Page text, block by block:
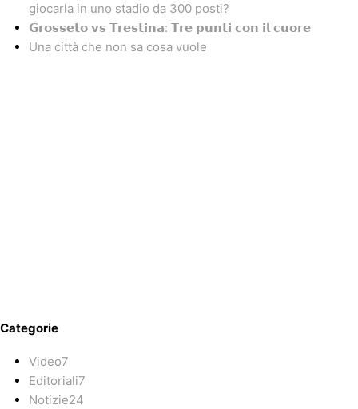
giocarla in uno stadio da 300 posti?
𝗚𝗿𝗼𝘀𝘀𝗲𝘁𝗼 𝘃𝘀 𝗧𝗿𝗲𝘀𝘁𝗶𝗻𝗮: 𝗧𝗿𝗲 𝗽𝘂𝗻𝘁𝗶 𝗰𝗼𝗻 𝗶𝗹 𝗰𝘂𝗼𝗿𝗲
Una città che non sa cosa vuole
Categorie
Video7
Editoriali7
Notizie24